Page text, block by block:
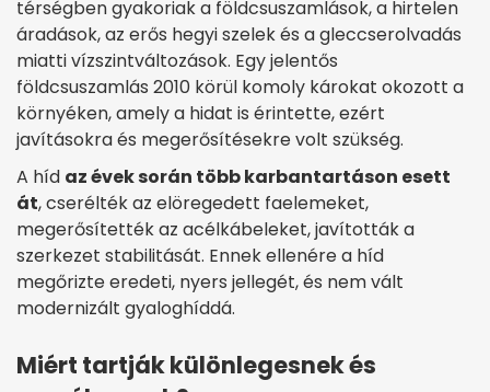
térségben gyakoriak a földcsuszamlások, a hirtelen
áradások, az erős hegyi szelek és a gleccserolvadás
miatti vízszintváltozások. Egy jelentős
földcsuszamlás 2010 körül komoly károkat okozott a
környéken, amely a hidat is érintette, ezért
javításokra és megerősítésekre volt szükség.
A híd az évek során több karbantartáson esett
át, cserélték az elöregedett faelemeket,
megerősítették az acélkábeleket, javították a
szerkezet stabilitását. Ennek ellenére a híd
megőrizte eredeti, nyers jellegét, és nem vált
modernizált gyaloghíddá.
Miért tartják különlegesnek és